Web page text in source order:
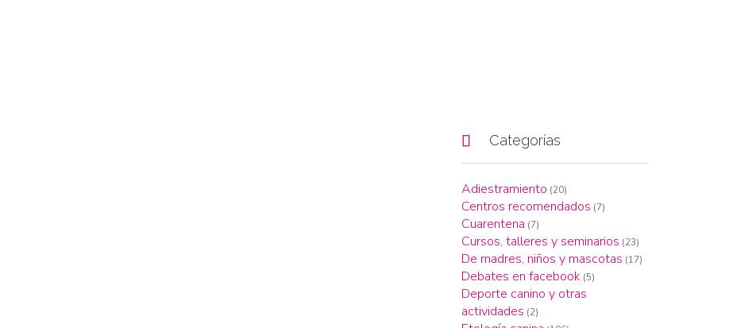
 Categorías
Adiestramiento (20)
Centros recomendados (7)
Cuarentena (7)
Cursos, talleres y seminarios (23)
De madres, niños y mascotas (17)
Debates en facebook (5)
Deporte canino y otras
actividades (2)